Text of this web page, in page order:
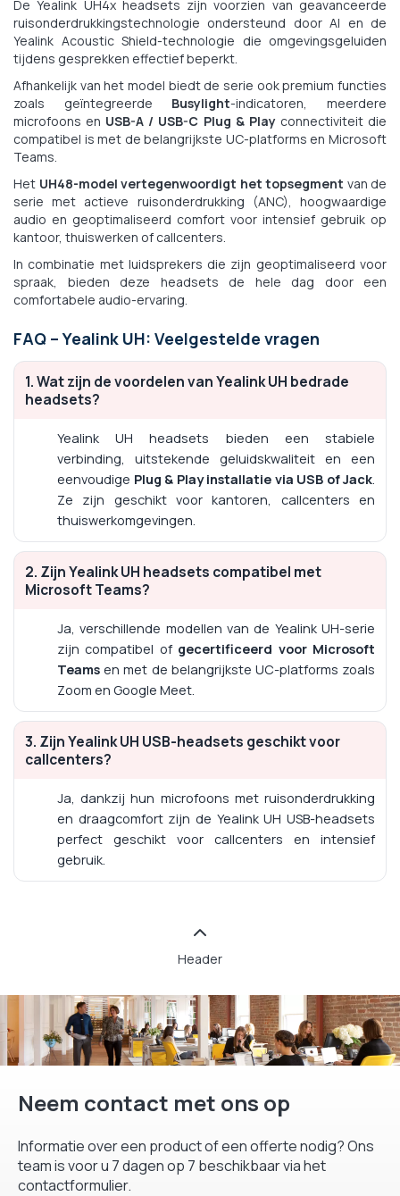
De Yealink UH4x headsets zijn voorzien van geavanceerde
ruisonderdrukkingstechnologie ondersteund door AI en de
Yealink Acoustic Shield-technologie die omgevingsgeluiden
tijdens gesprekken effectief beperkt.
Afhankelijk van het model biedt de serie ook premium functies
zoals geïntegreerde Busylight-indicatoren, meerdere
microfoons en USB-A / USB-C Plug & Playconnectiviteit die
compatibel is met de belangrijkste UC-platforms en Microsoft
Teams.
Het UH48-model vertegenwoordigt het topsegment van de
serie met actieve ruisonderdrukking (ANC), hoogwaardige
audio en geoptimaliseerd comfort voor intensief gebruik op
kantoor, thuiswerken of callcenters.
In combinatie met luidsprekers die zijn geoptimaliseerd voor
spraak, bieden deze headsets de hele dag door een
comfortabele audio-ervaring.
FAQ – Yealink UH: Veelgestelde vragen
1. Wat zijn de voordelen van Yealink UH bedrade
headsets?
Yealink UH headsets bieden een stabiele
verbinding, uitstekende geluidskwaliteit en een
eenvoudige Plug & Play installatie via USB of Jack.
Ze zijn geschikt voor kantoren, callcenters en
thuiswerkomgevingen.
2. Zijn Yealink UH headsets compatibel met
Microsoft Teams?
Ja, verschillende modellen van de Yealink UH-serie
zijn compatibel of gecertificeerd voor Microsoft
Teams en met de belangrijkste UC-platforms zoals
Zoom en Google Meet.
3. Zijn Yealink UH USB-headsets geschikt voor
callcenters?
Ja, dankzij hun microfoons met ruisonderdrukking
en draagcomfort zijn de Yealink UH USB-headsets
perfect geschikt voor callcenters en intensief
gebruik.
Header
Neem contact met ons op
Informatie over een product of een offerte nodig? Ons
team is voor u 7 dagen op 7 beschikbaar via het
contactformulier.